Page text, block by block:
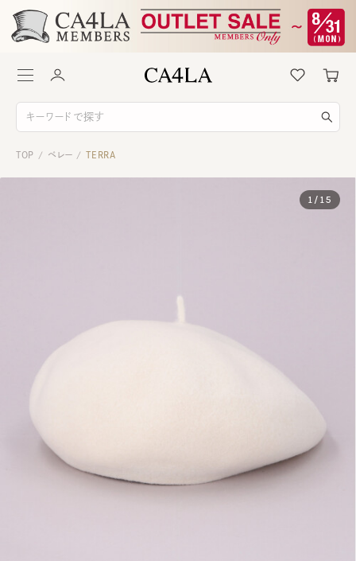
TOP / ベレー / TERRA
1 / 15